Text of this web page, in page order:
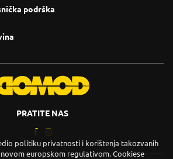
podrška
PRATITE NAS
politiku privatnosti i korištenja takozvanih
europskom regulativom. Cookiese